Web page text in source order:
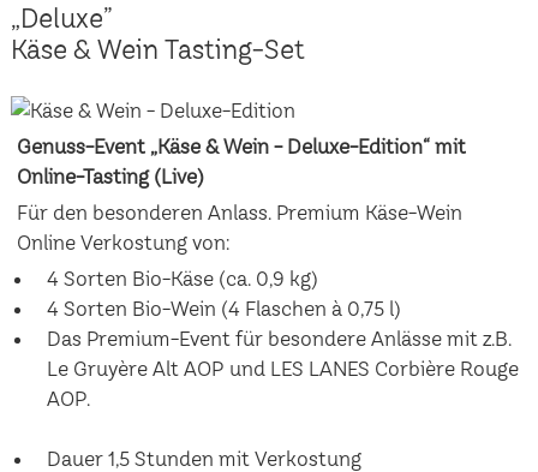
„Deluxe”
Käse & Wein Tasting-Set
Genuss-Event „Käse & Wein - Deluxe-Edition“ mit
Online-Tasting (Live)
Für den besonderen Anlass. Premium Käse-Wein
Online Verkostung von:
4 Sorten Bio-Käse (ca. 0,9 kg)
4 Sorten Bio-Wein (4 Flaschen à 0,75 l)
Das Premium-Event für besondere Anlässe mit z.B.
Le Gruyère Alt AOP und LES LANES Corbière Rouge
AOP.
Dauer 1,5 Stunden mit Verkostung